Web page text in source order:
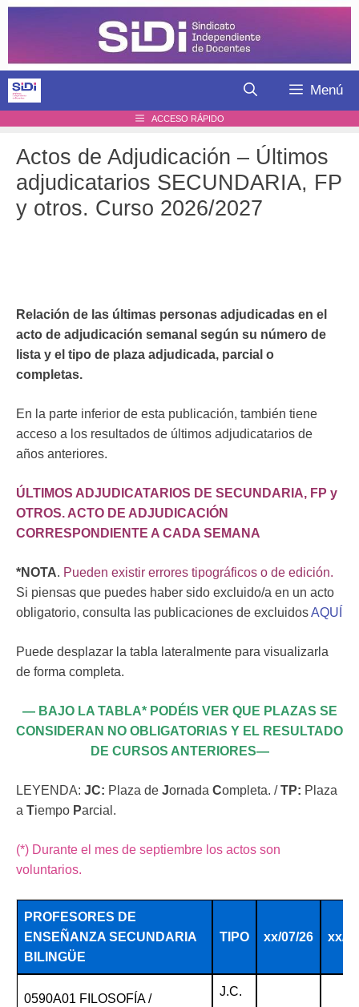
Saltar
Menú
ACCESO RÁPIDO
Actos de Adjudicación – Últimos
adjudicatarios SECUNDARIA, FP
y otros. Curso 2026/2027
Relación de las últimas personas adjudicadas en el
acto de adjudicación semanal según su número de
lista y el tipo de plaza adjudicada, parcial o
completas.
En la parte inferior de esta publicación, también tiene
acceso a los resultados de últimos adjudicatarios de
años anteriores.
ÚLTIMOS ADJUDICATARIOS DE SECUNDARIA, FP y
OTROS. ACTO DE ADJUDICACIÓN
CORRESPONDIENTE A CADA SEMANA
*NOTA. Pueden existir errores tipográficos o de edición.
Si piensas que puedes haber sido excluido/a en un acto
obligatorio, consulta las publicaciones de excluidosAQUÍ
Puede desplazar la tabla lateralmente para visualizarla
de forma completa.
— BAJO LA TABLA* PODÉIS VER QUE PLAZAS SE
CONSIDERAN NO OBLIGATORIAS Y EL RESULTADO
DE CURSOS ANTERIORES—
LEYENDA: JC: Plaza de Jornada Completa. /TP: Plaza
a Tiempo Parcial.
(*) Durante el mes de septiembre los actos son
voluntarios.
PROFESORES DE
ENSEÑANZA SECUNDARIA
BILINGÜE
TIPO xx/07/26 xx/
0590A01 FILOSOFÍA /
J.C.